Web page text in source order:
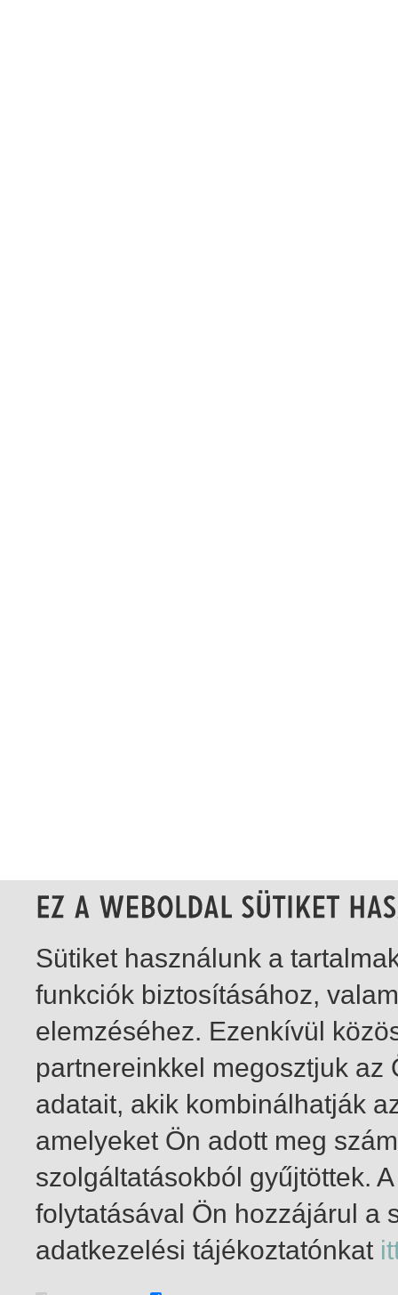
1-4 / total 4 hit
Sütiket használunk a
funkciók biztosításához,
elemzéséhez. Ezenkívül
partnereinkkel megosztjuk
adatait, akik kombinálhatják
amelyeket Ön adott meg
szolgáltatásokból gyűjtöttek.
folytatásával Ön hozzájárul a
adatkezelési tájékoztatónkat